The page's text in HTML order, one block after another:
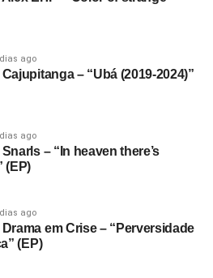
ago
– “Ubá (2019-2024)”
ago
– “In heaven there’s
(EP)
ago
em Crise – “Perversidade
(EP)